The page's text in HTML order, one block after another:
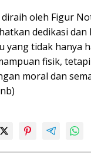
oleh Figur
dedikasi dan
yang tidak hanya
fisik,
moral dan